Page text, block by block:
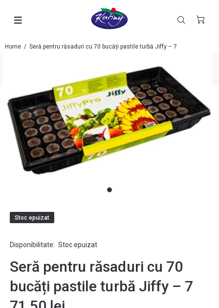
Home Seră pentru răsaduri cu 70 bucăți pastile turbă Jiffy – 7
Stoc epuizat
Disponibilitate: Stoc epuizat
Seră pentru răsaduri cu 70
bucăți pastile turbă Jiffy – 7